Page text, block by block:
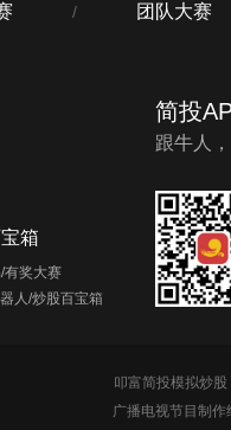
/ 团队大赛
箱
有奖大赛
人/炒股百宝箱
简投
跟牛人
叩富简投模拟炒
广播电视节目制